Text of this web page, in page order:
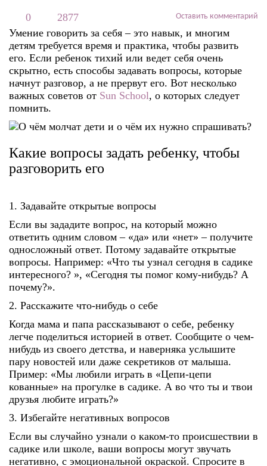
Оставить комментарий
0
2877
Умение говорить за себя – это навык, и многим
детям требуется время и практика, чтобы развить
его. Если ребенок тихий или ведет себя очень
скрытно, есть способы задавать вопросы, которые
начнут разговор, а не прервут его. Вот несколько
важных советов от Sun School, о которых следует
помнить.
Какие вопросы задать ребенку, чтобы
разговорить его
1. Задавайте открытые вопросы
Если вы зададите вопрос, на который можно
ответить одним словом – «да» или «нет» – получите
односложный ответ. Потому задавайте открытые
вопросы. Например: «Что ты узнал сегодня в садике
интересного? », «Сегодня ты помог кому-нибудь? А
почему?».
2. Расскажите что-нибудь о себе
Когда мама и папа рассказывают о себе, ребенку
легче поделиться историей в ответ. Сообщите о чем-
нибудь из своего детства, и наверняка услышите
пару новостей или даже секретиков от малыша.
Пример: «Мы любили играть в «Цепи-цепи
кованные» на прогулке в садике. А во что ты и твои
друзья любите играть?»
3. Избегайте негативных вопросов
Если вы случайно узнали о каком-то происшествии в
садике или школе, ваши вопросы могут звучать
негативно, с эмоциональной окраской. Спросите в